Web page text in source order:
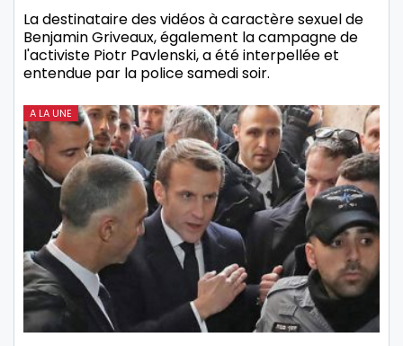
La destinataire des vidéos à caractère sexuel de
Benjamin Griveaux, également la campagne de
l'activiste Piotr Pavlenski, a été interpellée et
entendue par la police samedi soir.
A LA UNE